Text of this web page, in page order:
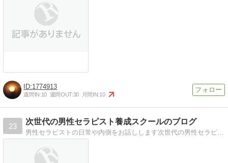
1774913
週間IN:10 週間OUT:30 月間IN:10
23
次世代の男性セラピスト養成スクールのブログ
男性セラピストの日常や内側をお話しします次世代の男性セラピストを養成するスクールを名古屋で開校しています